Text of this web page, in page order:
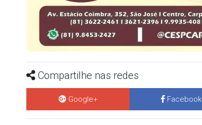
Compartilhe nas redes
Google+ Facebook